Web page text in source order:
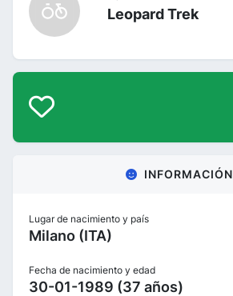
Leopard Trek
INFORMACIÓN
Lugar de nacimiento y país
Milano (ITA)
Fecha de nacimiento y edad
30-01-1989 (37 años)